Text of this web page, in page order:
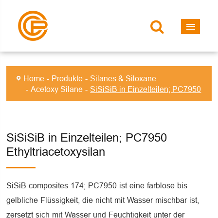
Home Produkte
Silanes & Siloxane
Acetoxy Silane
SiSiSiB in Einzelteilen; PC7950
SiSiSiB in Einzelteilen; PC7950
Ethyltriacetoxysilan
SiSiB composites 174; PC7950 ist eine farblose bis
gelbliche Flüssigkeit, die nicht mit Wasser mischbar ist,
zersetzt sich mit Wasser und Feuchtigkeit unter der